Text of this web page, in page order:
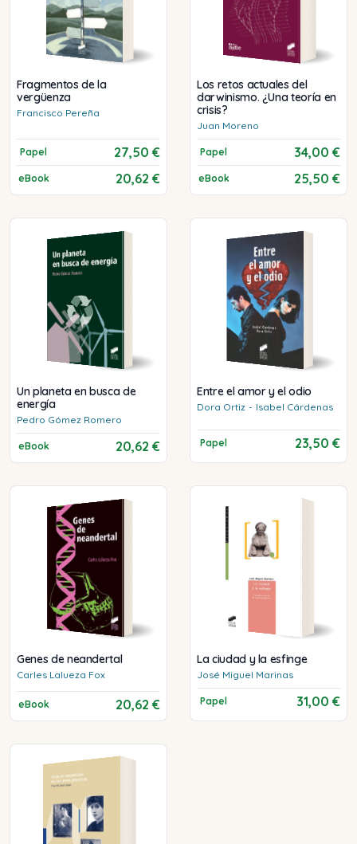
Fragmentos de la
vergüenza
Francisco Pereña
Papel 27,50 €
eBook 20,62 €
Los retos actuales del
darwinismo. ¿Una teoría en
crisis?
Juan Moreno
Papel 34,00 €
eBook 25,50 €
Un planeta en busca de
energía
Pedro Gómez Romero
eBook 20,62 €
Entre el amor y el odio
Dora Ortiz - Isabel Cárdenas
Papel 23,50 €
Genes de neandertal
Carles Lalueza Fox
eBook 20,62 €
La ciudad y la esfinge
José Miguel Marinas
Papel 31,00 €